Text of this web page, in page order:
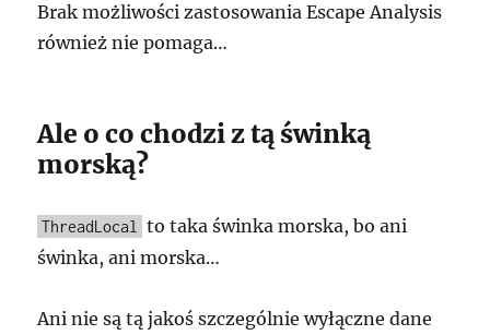
Brak możliwości zastosowania Escape Analysis
również nie pomaga…
Ale o co chodzi z tą świnką
morską?
ThreadLocal
to taka świnka morska, bo ani
świnka, ani morska…
Ani nie są tą jakoś szczególnie wyłączne dane